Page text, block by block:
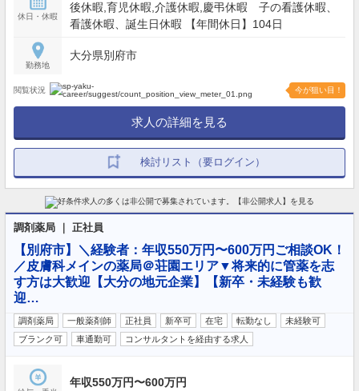
休日・休暇
後休暇,育児休暇,介護休暇,慶弔休暇 子の看護休暇、
看護休暇、誕生日休暇 【年間休日】104日
勤務地
大分県別府市
閲覧状況 今が狙い目！
求人の詳細を見る
検討リスト（要ログイン）
調剤薬局 ｜ 正社員
【別府市】＼経験者：年収550万円〜600万円ご相談OK！
／皮膚科メインの薬局＠荘園エリア▼将来的に管薬を志
す方は大歓迎【大分の地元企業】【新卒・未経験も歓
迎…
調剤薬局 一般薬剤師 正社員 新卒可 在宅 転勤なし
未経験可
ブランク可
車通勤可 コンサルタントを経由する求人
年収550万円〜600万円